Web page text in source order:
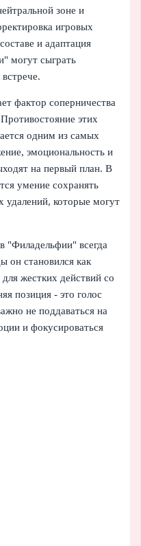
зоне и
игровых
и адаптация
могут сыграть
фактор соперничества
этих
одним из самых
эмоциональность и
на первый план. В
умение сохранять
удалений, которые могут
"Филадельфии" всегда
он становился как
жестких действий со
позиция - это голос
не поддаваться на
и фокусироваться